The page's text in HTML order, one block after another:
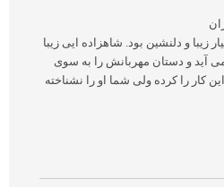
زیبا و دلنشین بود. شاهزاده ایی زیبا
آید و دستان مهربانش را به سوی
کار را کرده ولی شما او را نشناخته